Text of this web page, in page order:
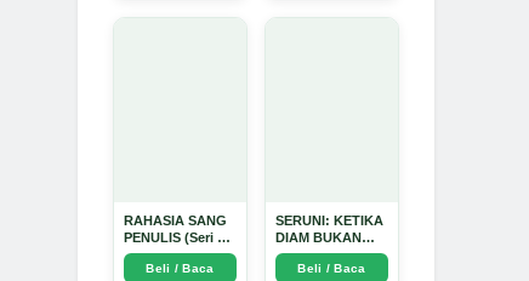
RAHASIA SANG
PENULIS (Seri 1)
- Arda Dinata
Beli / Baca
SERUNI: KETIKA
DIAM BUKAN
LAGI PILIHAN -
Arda Dinata
Beli / Baca